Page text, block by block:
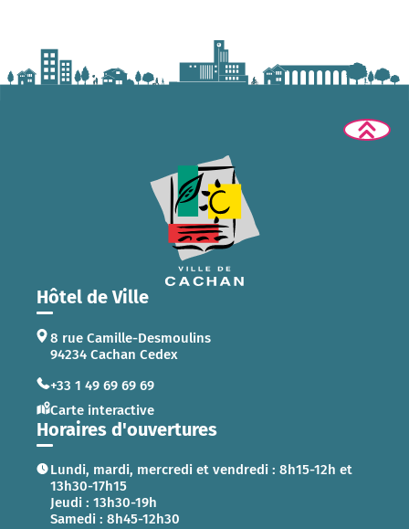
Hôtel de Ville
8 rue Camille-Desmoulins
94234 Cachan Cedex
+33 1 49 69 69 69
Carte interactive
Horaires d'ouvertures
Lundi, mardi, mercredi et vendredi : 8h15-12h et
13h30-17h15
Jeudi : 13h30-19h
Samedi : 8h45-12h30